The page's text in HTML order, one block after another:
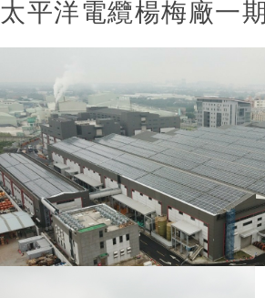
太平洋電纜楊梅廠一期